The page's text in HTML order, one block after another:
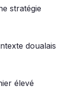
stratégie
doualais
élevé